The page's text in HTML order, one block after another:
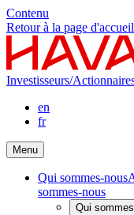
Contenu
Retour à la page
Investisseurs/
en
fr
Menu
Qui sommes-nous
sommes-nous
Qui